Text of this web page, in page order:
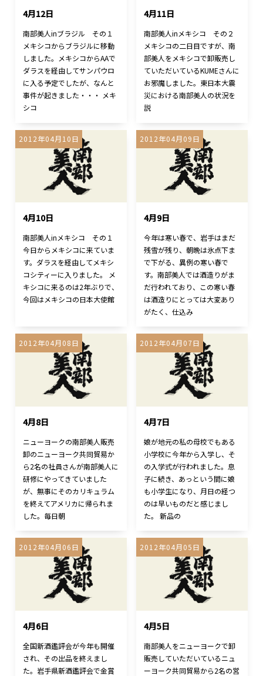
4月12日
南部美人inブラジル その１
メキシコからブラジルに移動
しました。メキシコからAAで
ダラスを経由してサンパウロ
に入る予定でしたが、なんと
事件が起きました・・・ メキ
シコ
4月11日
南部美人inメキシコ その２
メキシコの二日目ですが、南
部美人をメキシコで卸販売し
ていただいているKUMEさんに
お邪魔しました。東日本大震
災における南部美人の状況を
説
2012年04月10日
4月10日
南部美人inメキシコ その１
今日からメキシコに来ていま
す。ダラスを経由してメキシ
コシティーに入りました。 メ
キシコに来るのは2年ぶりで、
今回はメキシコの日本大使館
2012年04月09日
4月9日
今年は寒い春で、岩手はまだ
残雪が残り、朝晩は氷点下ま
で下がる、異例の寒い春で
す。南部美人では酒造りがま
だ行われており、この寒い春
は酒造りにとっては大変あり
がたく、仕込み
2012年04月08日
4月8日
ニューヨークの南部美人販売
卸のニューヨーク共同貿易か
ら2名の社員さんが南部美人に
研修にやってきていました
が、無事にそのカリキュラム
を終えてアメリカに帰られま
した。毎日朝
2012年04月07日
4月7日
娘が地元の私の母校でもある
小学校に今年から入学し、そ
の入学式が行われました。息
子に続き、あっという間に娘
も小学生になり、月日の経つ
のは早いものだと感じまし
た。 新品の
2012年04月06日
4月6日
全国新酒鑑評会が今年も開催
され、その出品を終えまし
た。岩手県新酒鑑評会で金賞
2012年04月05日
4月5日
南部美人をニューヨークで卸
販売していただいているニュ
ーヨーク共同貿易から2名の営